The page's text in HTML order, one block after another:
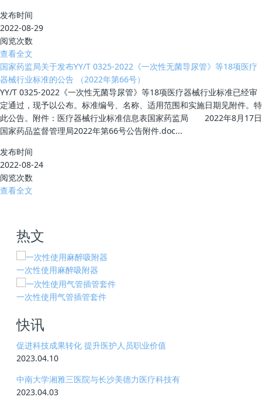
发布时间
2022-08-29
阅览次数
查看全文
国家药监局关于发布YY/T 0325-2022《一次性无菌导尿管》等18项医疗
器械行业标准的公告 （2022年第66号）
YY/T 0325-2022《一次性无菌导尿管》等18项医疗器械行业标准已经审
定通过，现予以公布。标准编号、名称、适用范围和实施日期见附件。特
此公告。附件：医疗器械行业标准信息表国家药监局 2022年8月17日
国家药品监督管理局2022年第66号公告附件.doc...
发布时间
2022-08-24
阅览次数
查看全文
热文
一次性使用麻醉吸附器
一次性使用气管插管套件
快讯
促进科技成果转化 提升医护人员职业价值
2023.04.10
中南大学湘雅三医院与长沙美德力医疗科技有
2023.04.03